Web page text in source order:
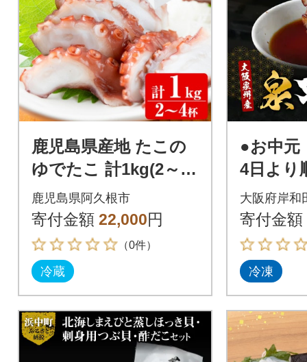
鹿児島県産地 たこの
ゆでたこ 計1kg(2～4
杯)【さるがく水産】a
kn028-19
鹿児島県阿久根市
寄付金額 22,000円
（0件）
冷蔵
●お中元
4日より
阪泉州
だこ)」
大阪府岸和
寄付金額
冷凍